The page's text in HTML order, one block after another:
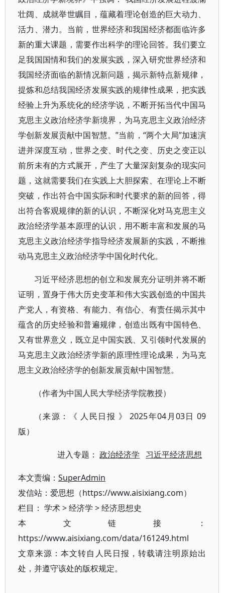
壮阔、成就举世瞩目，蕴藏着理论创造的巨大动力、
活力、潜力。当前，世界经济和我国经济都面临许多
新的重大课题，需要作出科学的理论回答。我们要立
足我国国情和我们的发展实践，深入研究世界经济和
我国经济面临的新情况新问题，揭示新特点新规律，
提炼和总结我国经济发展实践的规律性成果，把实践
经验上升为系统化的经济学说，不断开拓当代中国马
克思主义政治经济学新境界，为马克思主义政治经济
学创新发展贡献中国智慧。”当前，“两个大局”加速演
进并深度互动，世界之变、时代之变、历史之变正以
前所未有的方式展开，产生了大量深刻复杂的现实问
题，这就需要我们在实践上大胆探索、在理论上不断
突破，作出符合中国实际和时代要求的新的回答，得
出符合客观规律的新的认识，不断深化对马克思主义
政治经济学基本原理的认识，用不断丰富和发展的马
克思主义政治经济学指导经济发展新的实践，不断推
动马克思主义政治经济学中国化时代化。
习近平经济思想的创立和发展充分证明并将不断
证明，置身于伟大历史变革和伟大实践创造的中国共
产党人，有资格、有能力、有信心、有责任揭示其中
蕴含的历史经验和普遍规律，创造出既有中国特色、
又有世界意义，既立足中国实践、又引领时代发展的
马克思主义政治经济学新的原理性理论成果，为马克
思主义政治经济学的创新发展贡献中国智慧。
（作者为中国人民大学经济学院教授）
（来源：《 人民日报 》 2025年04月03日 09
版）
进入专题：政治经济学 习近平经济思想
本文责编： SuperAdmin
发信站：爱思想（https://www.aisixiang.com）
栏目： 学术>经济学 >经济思想史
本文链接：
https://www.aisixiang.com/data/161249.html
文章来源：本文转自人民日报，转载请注明原始出
处，并遵守该处的版权规定。